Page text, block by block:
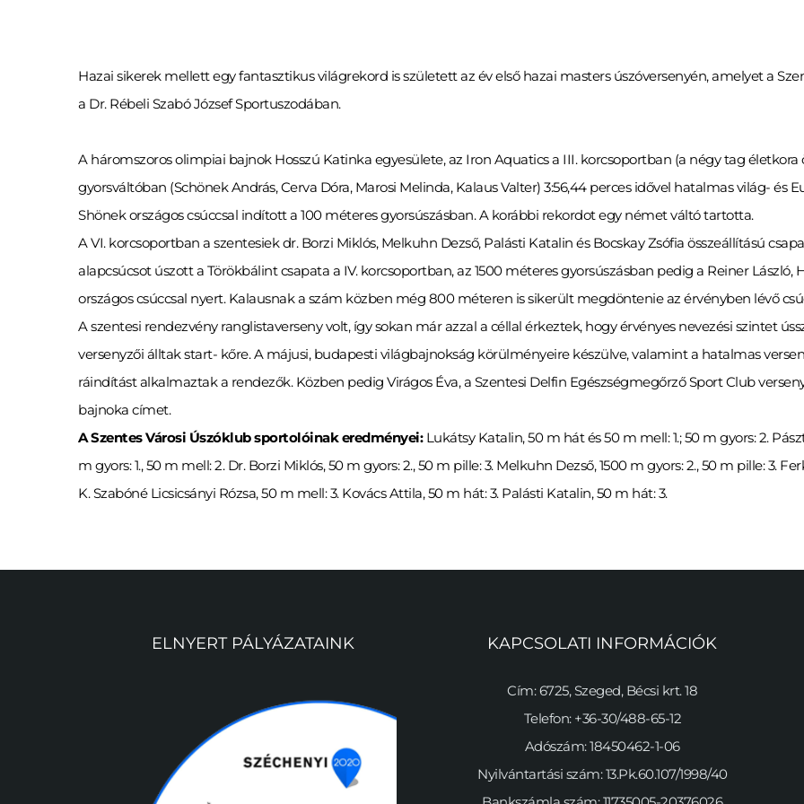
Hazai sikerek mellett egy fantasztikus világrekord is született az év első hazai masters úszóversenyén, amelyet a
a Dr. Rébeli Szabó József Sportuszodában.
A háromszoros olimpiai bajnok Hosszú Katinka egyesülete, az Iron Aquatics a III. korcsoportban (a négy tag életkora
gyorsváltóban (Schönek András, Cerva Dóra, Marosi Melinda, Kalaus Valter) 3:56,44 perces idővel hatalmas világ- és
Shönek országos csúccsal indított a 100 méteres gyorsúszásban. A korábbi rekordot egy német váltó tartotta.
A VI. korcsoportban a szentesiek dr. Borzi Miklós, Melkuhn Dezső, Palásti Katalin és Bocskay Zsófia összeállítású
alapcsúcsot úszott a Törökbálint csapata a IV. korcsoportban, az 1500 méteres gyorsúszásban pedig a Reiner
országos csúccsal nyert. Kalausnak a szám közben még 800 méteren is sikerült megdöntenie az érvényben lévő
A szentesi rendezvény ranglistaverseny volt, így sokan már azzal a céllal érkeztek, hogy érvényes nevezési szintet
versenyzői álltak start- kőre. A májusi, budapesti világbajnokság körülményeire készülve, valamint a hatalmas
ráindítást alkalmaztak a rendezők. Közben pedig Virágos Éva, a Szentesi Delfin Egészségmegőrző Sport Club
bajnoka címet.
A Szentes Városi Úszóklub sportolóinak eredményei: Lukátsy Katalin, 50 m hát és 50 m mell: 1.; 50 m gyors: 2.
m gyors: 1., 50 m mell: 2. Dr. Borzi Miklós, 50 m gyors: 2., 50 m pille: 3. Melkuhn Dezső, 1500 m gyors: 2., 50 m pille: 3.
K. Szabóné Licsicsányi Rózsa, 50 m mell: 3. Kovács Attila, 50 m hát: 3. Palásti Katalin, 50 m hát: 3.
ELNYERT PÁLYÁZATAINK KAPCSOLATI INFORMÁCIÓK
Cím: 6725, Szeged, Bécsi krt. 18
Telefon: +36-30/488-65-12
Adószám: 18450462-1-06
Nyilvántartási szám: 13.Pk.60.107/1998/40